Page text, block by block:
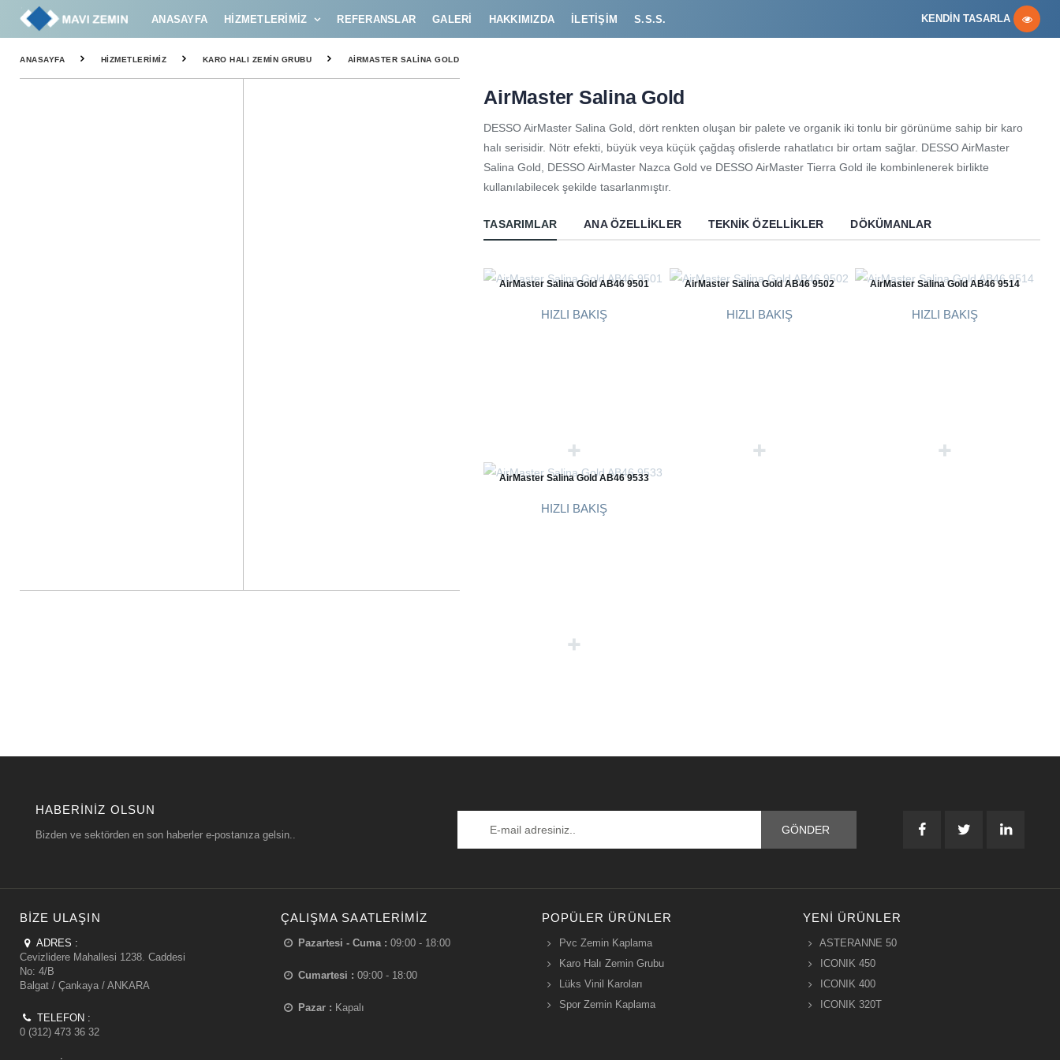
ANASAYFA HIZMETLERIMIZ REFERANSLAR GALERI HAKKIMIZDA İLETIŞIM S.S.S. KENDİN TASARLA
ANASAYFA HIZMETLERIMIZ KARO HALI ZEMIN GRUBU AIRMASTER SALINA GOLD
AirMaster Salina Gold
DESSO AirMaster Salina Gold, dört renkten oluşan bir palete ve organik iki tonlu bir görünüme sahip bir karo
halı serisidir. Nötr efekti, büyük veya küçük çağdaş ofislerde rahatlatıcı bir ortam sağlar. DESSO AirMaster
Salina Gold, DESSO AirMaster Nazca Gold ve DESSO AirMaster Tierra Gold ile kombinlenerek birlikte
kullanılabilecek şekilde tasarlanmıştır.
TASARIMLAR ANA ÖZELLIKLER TEKNIK ÖZELLIKLER DÖKÜMANLAR
AirMaster Salina Gold AB46 9501
HIZLI BAKIŞ
AirMaster Salina Gold AB46 9502
HIZLI BAKIŞ
AirMaster Salina Gold AB46 9514
HIZLI BAKIŞ
AirMaster Salina Gold AB46 9533
HIZLI BAKIŞ
HABERINIZ OLSUN
Bizden ve sektörden en son haberler e-postanıza gelsin..
BIZE ULAŞIN
ADRES :
Cevizlidere Mahallesi 1238. Caddesi
No: 4/B
Balgat / Çankaya / ANKARA
TELEFON :
0 (312) 473 36 32
ÇALIŞMA SAATLERIMIZ
Pazartesi - Cuma : 09:00 - 18:00
Cumartesi : 09:00 - 18:00
Pazar : Kapalı
POPÜLER ÜRÜNLER
Pvc Zemin Kaplama
Karo Halı Zemin Grubu
Lüks Vinil Karoları
Spor Zemin Kaplama
YENI ÜRÜNLER
ASTERANNE 50
ICONIK 450
ICONIK 400
ICONIK 320T